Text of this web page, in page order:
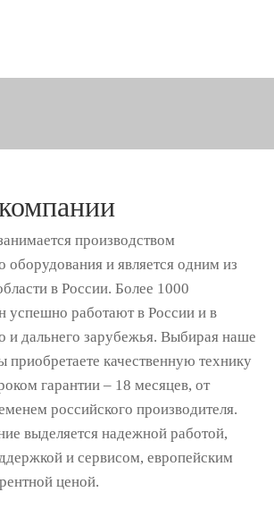
производством
оборудования и является одним из
в России. Более 1000
успешно работают в России и в
и дальнего зарубежья. Выбирая наше
приобретаете качественную технику
гарантии – 18 месяцев, от
российского производителя.
выделяется надежной работой,
и сервисом, европейским
ценой.